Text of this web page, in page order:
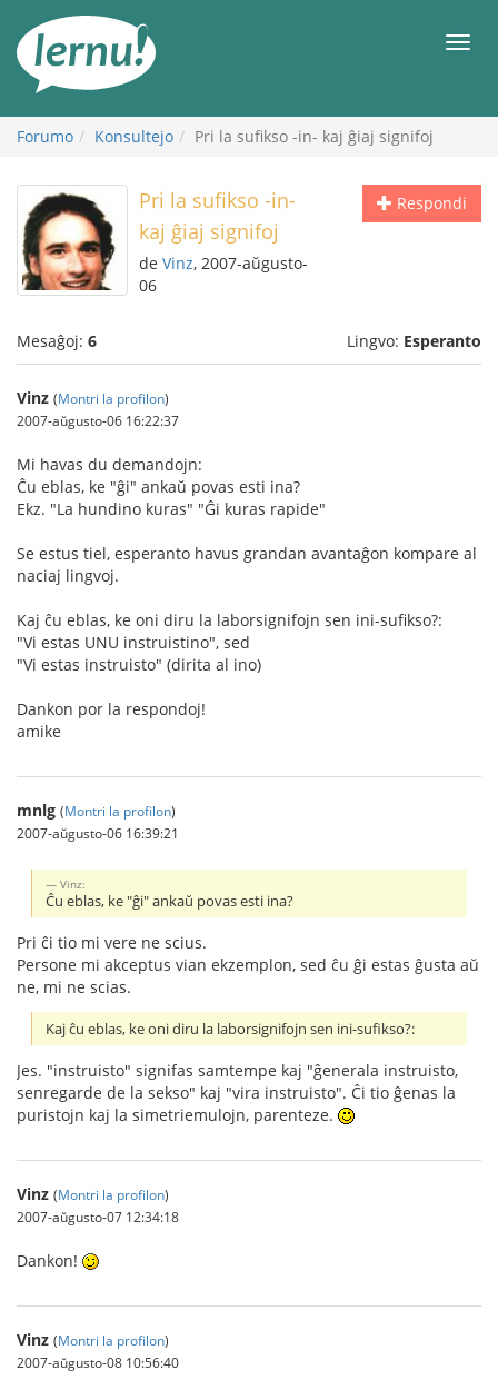
enhavo
Forumo Konsultejo Pri la sufikso -in- kaj ĝiaj signifoj
Respondi
Pri la sufikso -in-
kaj ĝiaj signifoj
de Vinz, 2007-aŭgusto-
06
Mesaĝoj: 6 Lingvo: Esperanto
Vinz (Montri la profilon)
2007-aŭgusto-06 16:22:37
Mi havas du demandojn:
Ĉu eblas, ke "ĝi" ankaŭ povas esti ina?
Ekz. "La hundino kuras" "Ĝi kuras rapide"
Se estus tiel, esperanto havus grandan avantaĝon kompare al
naciaj lingvoj.
Kaj ĉu eblas, ke oni diru la laborsignifojn sen ini-sufikso?:
"Vi estas UNU instruistino", sed
"Vi estas instruisto" (dirita al ino)
Dankon por la respondoj!
amike
mnlg (Montri la profilon)
2007-aŭgusto-06 16:39:21
Vinz:
Ĉu eblas, ke "ĝi" ankaŭ povas esti ina?
Pri ĉi tio mi vere ne scius.
Persone mi akceptus vian ekzemplon, sed ĉu ĝi estas ĝusta aŭ
ne, mi ne scias.
Kaj ĉu eblas, ke oni diru la laborsignifojn sen ini-sufikso?:
Jes. "instruisto" signifas samtempe kaj "ĝenerala instruisto,
senregarde de la sekso" kaj "vira instruisto". Ĉi tio ĝenas la
puristojn kaj la simetriemulojn, parenteze.
Vinz (Montri la profilon)
2007-aŭgusto-07 12:34:18
Dankon!
Vinz (Montri la profilon)
2007-aŭgusto-08 10:56:40